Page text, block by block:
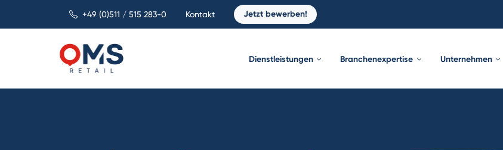
+49 (0)511 / 515 283-0 Kontakt Jetzt bewerben!
Dienstleistungen Branchenexpertise Unternehmen